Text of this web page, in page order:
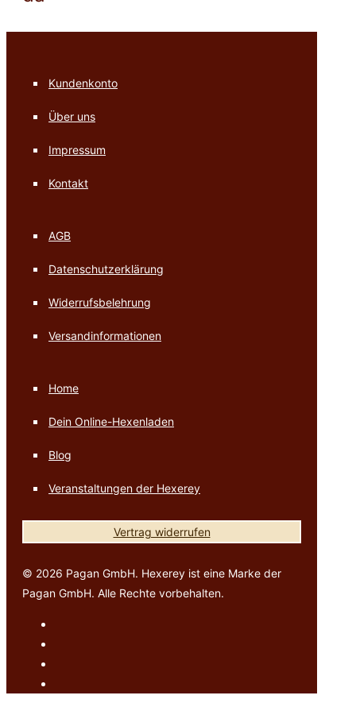
Kundenkonto
Über uns
Impressum
Kontakt
AGB
Datenschutzerklärung
Widerrufsbelehrung
Versandinformationen
Home
Dein Online-Hexenladen
Blog
Veranstaltungen der Hexerey
Vertrag widerrufen
© 2026 Pagan GmbH. Hexerey ist eine Marke der
Pagan GmbH. Alle Rechte vorbehalten.